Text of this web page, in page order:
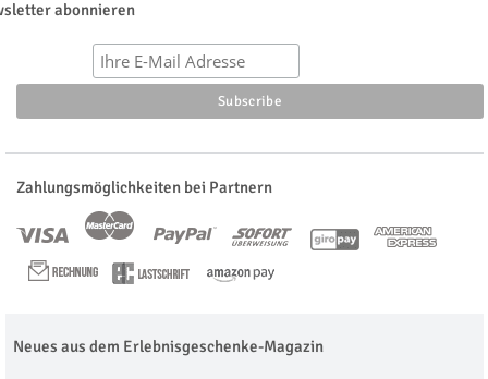
abonnieren
Zahlungsmöglichkeiten bei Partnern
Neues aus dem Erlebnisgeschenke-Magazin